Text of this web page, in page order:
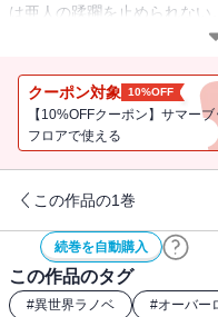
は亜人の蹂躙を止められな
王アインズは魔皇ヤルダバ
るのか――正義に導かれる13
クーポン対象 10%OFF
【10%OFFクーポン】サマー
フロアで使える
この作品の1巻
続巻を自動購入
この作品のタグ
#異世界ラノベ #オーバー